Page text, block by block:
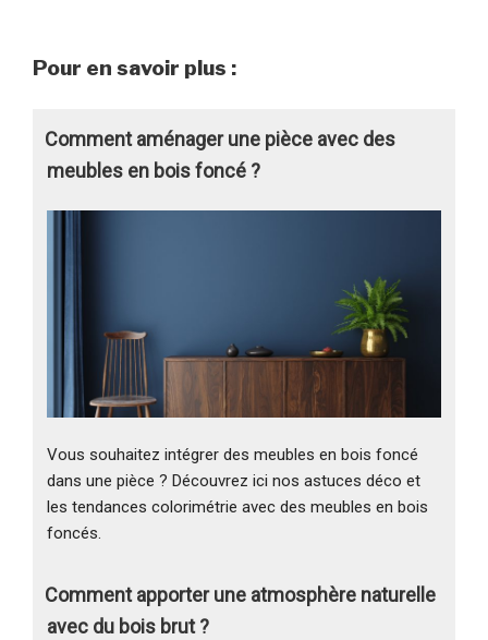
Pour en savoir plus :
Comment aménager une pièce avec des
meubles en bois foncé ?
Vous souhaitez intégrer des meubles en bois foncé
dans une pièce ? Découvrez ici nos astuces déco et
les tendances colorimétrie avec des meubles en bois
foncés.
Comment apporter une atmosphère naturelle
avec du bois brut ?